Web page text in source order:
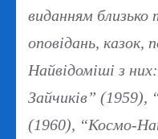
виданням
оповідань, казок,
Найвідоміші з
Зайчиків”
(1960), “Космо-